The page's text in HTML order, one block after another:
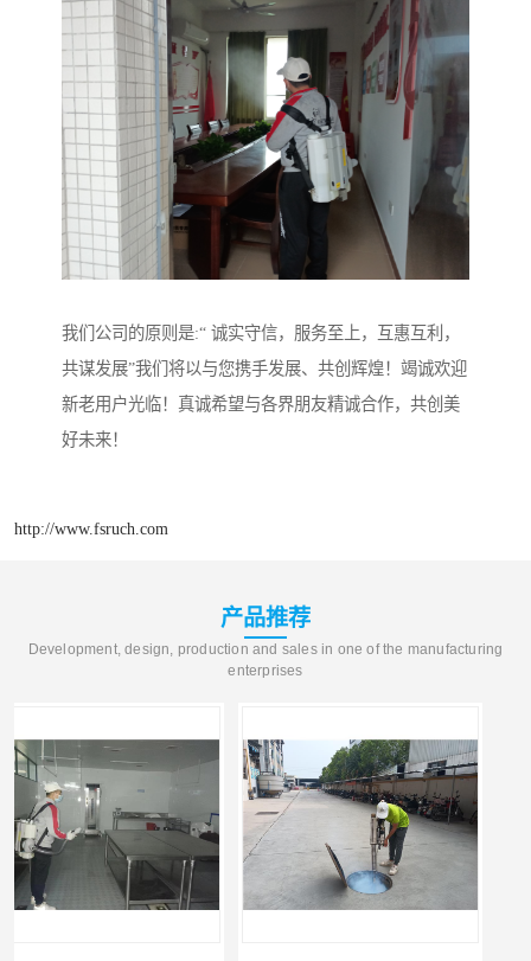
我们公司的原则是:“ 诚实守信，服务至上，互惠互利，
共谋发展”我们将以与您携手发展、共创辉煌！竭诚欢迎
新老用户光临！真诚希望与各界朋友精诚合作，共创美
好未来！
http://www.fsruch.com
产品推荐
Development, design, production and sales in one of the manufacturing
enterprises